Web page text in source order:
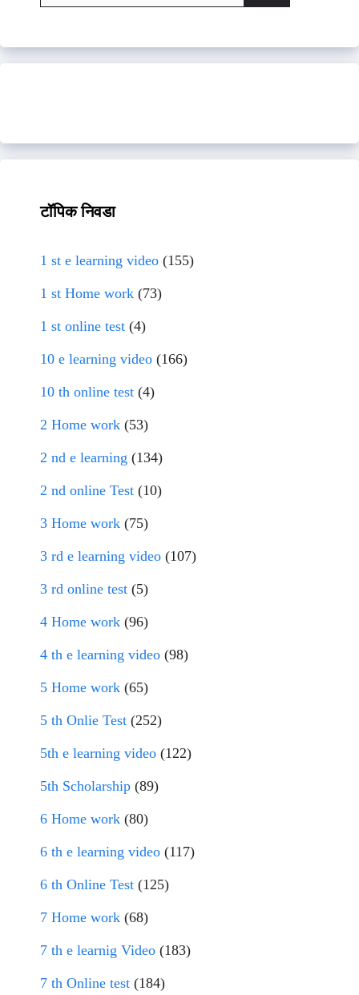
for:
टॉपिक निवडा
1 st e learning video (155)
1 st Home work (73)
1 st online test (4)
10 e learning video (166)
10 th online test (4)
2 Home work (53)
2 nd e learning (134)
2 nd online Test (10)
3 Home work (75)
3 rd e learning video (107)
3 rd online test (5)
4 Home work (96)
4 th e learning video (98)
5 Home work (65)
5 th Onlie Test (252)
5th e learning video (122)
5th Scholarship (89)
6 Home work (80)
6 th e learning video (117)
6 th Online Test (125)
7 Home work (68)
7 th e learnig Video (183)
7 th Online test (184)